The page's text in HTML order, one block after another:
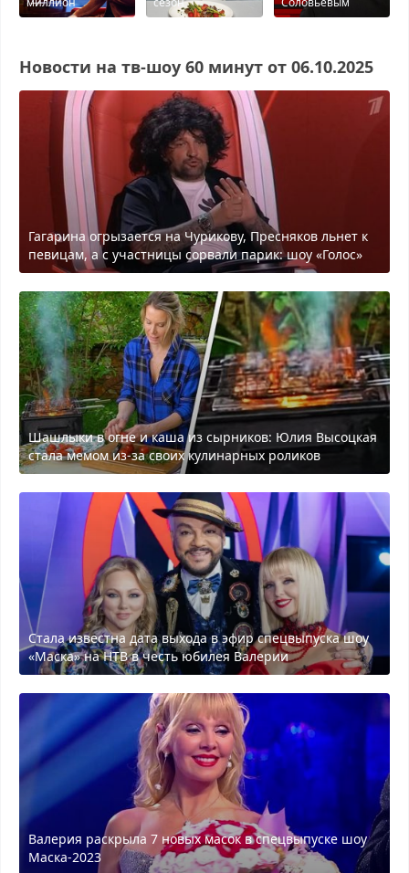
Новости на тв-шоу 60 минyт от 06.10.2025
Гагарина огрызается на Чурикову, Пресняков льнет к
певицам, а с участницы сорвали парик: шоу «Голос»
Шашлыки в огне и каша из сырников: Юлия Высоцкая
стала мемом из-за своих кулинарных роликов
Стала известна дата выхода в эфир спецвыпуска шоу
«Маска» на НТВ в честь юбилея Валерии
Валерия раскрыла 7 новых масок в спецвыпуске шоу
Маска-2023